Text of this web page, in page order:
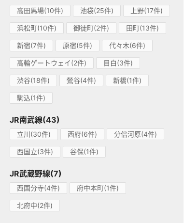
高田馬場(10件) 池袋(25件) 上野(17件)
浜松町(10件) 御徒町(2件) 田町(13件)
新宿(7件) 原宿(5件) 代々木(6件)
高輪ゲートウェイ(2件) 目白(3件)
渋谷(18件) 鶯谷(4件) 新橋(1件)
駒込(1件)
JR南武線(43)
立川(30件) 西府(6件) 分倍河原(4件)
西国立(3件) 谷保(1件)
JR武蔵野線(7)
西国分寺(4件) 府中本町(1件)
北府中(2件)